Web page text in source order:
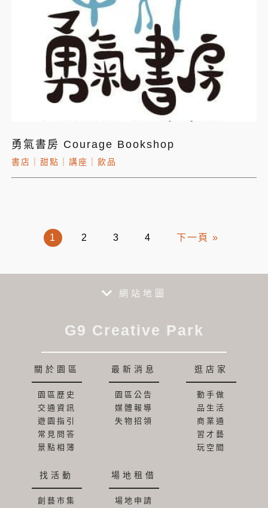
勇氣書房 Courage Bookshop
書店 甜點 講座 飲品
1 2 3 4 下一頁 »
網站地圖
G9 Creative Park
關於園區
園區歷史
交通資訊
遊園指引
常見問答
景點相簿
最新消息
園區公告
媒體報導
失物招領
逛店家
動手做
品生活
商業通
習才藝
玩空間
找活動
創藝市集
場地租借
場地申請